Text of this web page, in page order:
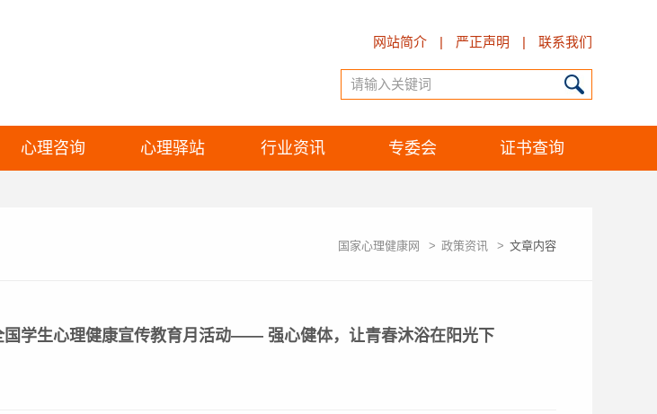
网站简介 | 严正声明 | 联系我们
心理咨询 心理驿站 行业资讯 专委会 证书查询
国家心理健康网 > 政策资讯 > 文章内容
国学生心理健康宣传教育月活动—— 强心健体，让青春沐浴在阳光下